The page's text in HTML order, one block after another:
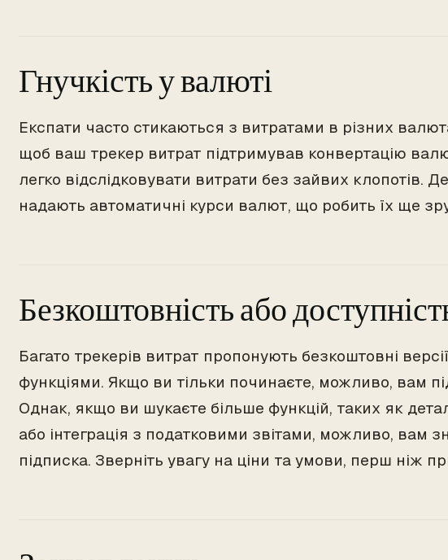
Гнучкість у валюті
Експати часто стикаються з витратами в різних
щоб ваш трекер витрат підтримував конвертацію
легко відслідковувати витрати без зайвих клопотів.
надають автоматичні курси валют, що робить їх ще
Безкоштовність або
Багато трекерів витрат пропонують безкоштовні
функціями. Якщо ви тільки починаєте, можливо, вам
Однак, якщо ви шукаєте більше функцій, таких як
або інтеграція з податковими звітами, можливо, вам
підписка. Зверніть увагу на ціни та умови, перш ніж